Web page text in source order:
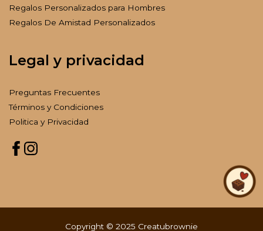
Regalos Personalizados para Hombres
Regalos De Amistad Personalizados
Legal y privacidad
Preguntas Frecuentes
Términos y Condiciones
Politica y Privacidad
Copyright © 2025 Creatubrownie